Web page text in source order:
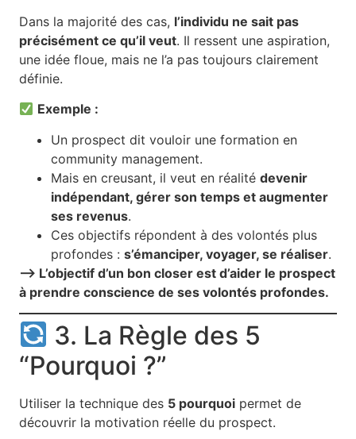
Dans la majorité des cas, l’individu ne sait pas
précisément ce qu’il veut. Il ressent une aspiration,
une idée floue, mais ne l’a pas toujours clairement
définie.
Exemple :
Un prospect dit vouloir une formation en
community management.
Mais en creusant, il veut en réalité devenir
indépendant, gérer son temps et augmenter
ses revenus.
Ces objectifs répondent à des volontés plus
profondes : s’émanciper, voyager, se réaliser.
–> L’objectif d’un bon closer est d’aider le prospect
à prendre conscience de ses volontés profondes.
3. La Règle des 5
“Pourquoi ?”
Utiliser la technique des 5 pourquoi permet de
découvrir la motivation réelle du prospect.